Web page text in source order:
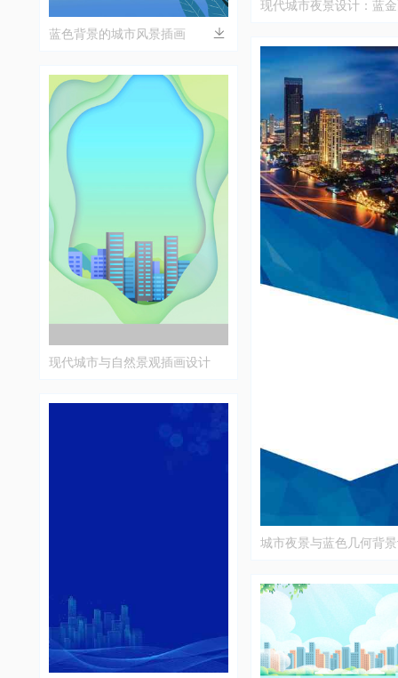
蓝色背景的城市风景插画
现代城市与自然景观插画设计
现代城市夜景设计：蓝
城市夜景与蓝色几何背